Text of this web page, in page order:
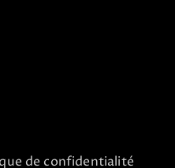
de confidentialité